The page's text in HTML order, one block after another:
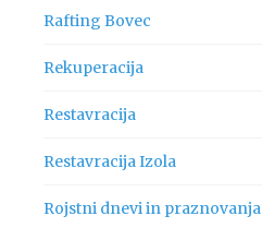
Rafting Bovec
Rekuperacija
Restavracija
Restavracija Izola
Rojstni dnevi in praznovanja